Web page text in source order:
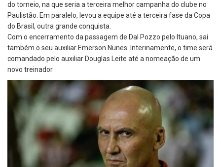
do torneio, na que seria a terceira melhor campanha do clube no
Paulistão. Em paralelo, levou a equipe até a terceira fase da Copa
do Brasil, outra grande conquista.
Com o encerramento da passagem de Dal Pozzo pelo Ituano, sai
também o seu auxiliar Emerson Nunes. Interinamente, o time será
comandado pelo auxiliar Douglas Leite até a nomeação de um
novo treinador.